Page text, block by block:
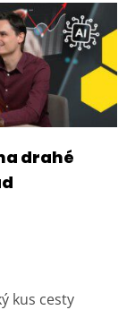
drahé
kus cesty